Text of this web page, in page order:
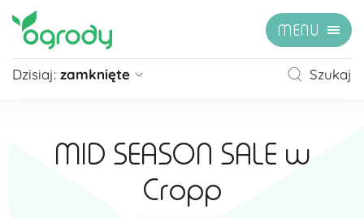
MENU
Dzisiaj: zamknięte
Niedziela
zamknięte
Niedziela handlowa
10:00 - 20:00
Szukaj
MID SEASON SALE w
Cropp